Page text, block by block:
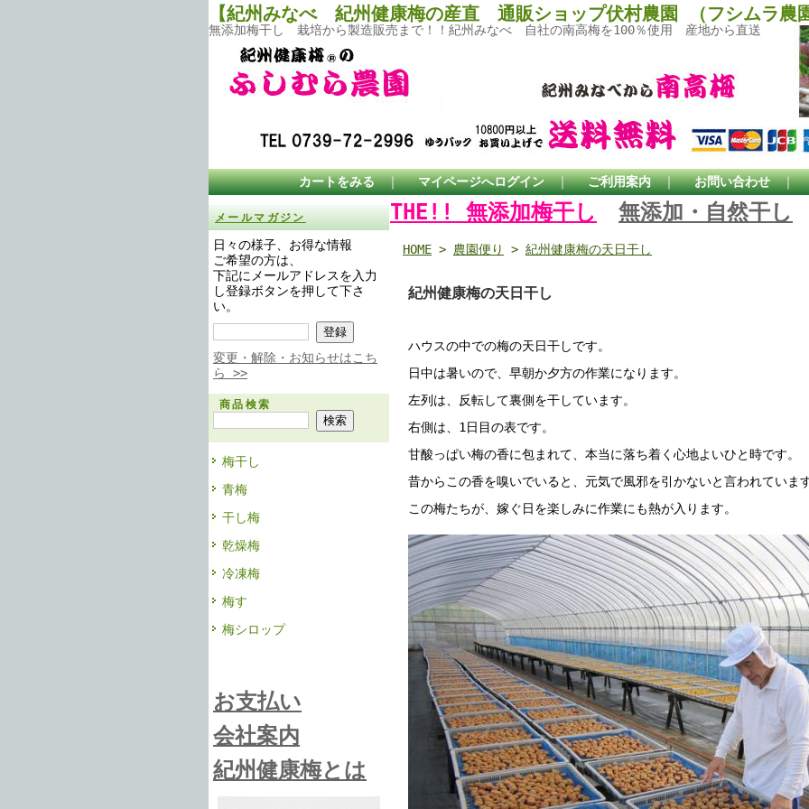
【紀州みなべ 紀州健康梅の産直 通販ショップ伏村農園 （フシムラ農
無添加梅干し 栽培から製造販売まで！！紀州みなべ 自社の南高梅を100％使用 産地から直送
カートをみる ｜ マイページへログイン ｜ ご利用案内 ｜ お問い合わせ ｜
メールマガジン
日々の様子、お得な情報
ご希望の方は、
下記にメールアドレスを入力
し登録ボタンを押して下さ
い。
変更・解除・お知らせはこち
ら >>
商品検索
梅干し
青梅
干し梅
乾燥梅
冷凍梅
梅す
梅シロップ
お支払い
会社案内
紀州健康梅とは
THE!! 無添加梅干し 無添加・自然干し
HOME > 農園便り > 紀州健康梅の天日干し
紀州健康梅の天日干し
ハウスの中での梅の天日干しです。
日中は暑いので、早朝か夕方の作業になります。
左列は、反転して裏側を干しています。
右側は、1日目の表です。
甘酸っぱい梅の香に包まれて、本当に落ち着く心地よいひと時です。
昔からこの香を嗅いでいると、元気で風邪を引かないと言われていま
この梅たちが、嫁ぐ日を楽しみに作業にも熱が入ります。